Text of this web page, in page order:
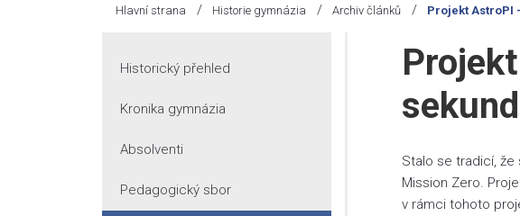
Hlavní strana / Historie gymnázia / Archiv článků / Projekt AstroPI
Stalo se tradicí, že
Mission Zero.
v rámci tohoto
Historický přehled
Kronika gymnázia
Absolventi
Pedagogický sbor